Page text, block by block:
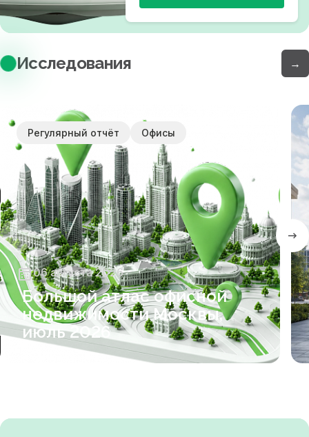
Исследования →
Регулярный отчёт Офисы
06 августа 2026
Большой атлас офисной
недвижимости Москвы,
июль 2026